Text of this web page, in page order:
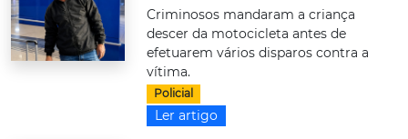
Criminosos mandaram a criança
descer da motocicleta antes de
efetuarem vários disparos contra a
vítima.
Policial
Ler artigo